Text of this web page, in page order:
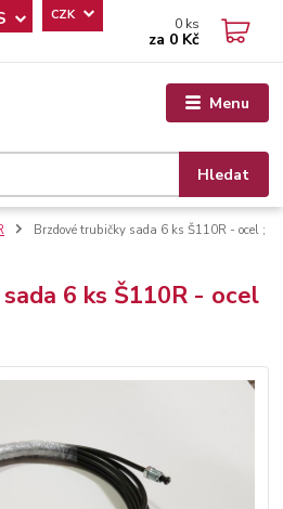
Menu
CZK
Hledat
0 ks
za 0 Kč
Brzdové trubičky sada 6 ks Š110R - ocel ;
6 ks Š110R - ocel